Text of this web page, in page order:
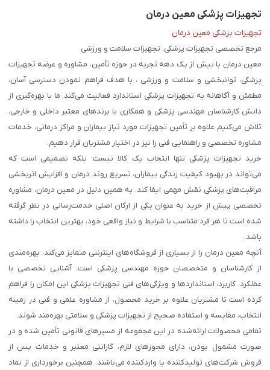
تجهیزات پزشکی معین درمان
تجهیزات پزشکی معین درمان
مرجع تخصصی تجهیزات پزشکی، تجهیزات سلامت و ورزشی
معین درمان با بیش از یک دهه تجربه در حوزه تأمین، مشاوره و عرضه تجهیزات
پزشکی، توانبخشی و سلامت و ورزشی ، با هدف فراهم نمودن دسترسی آسان،
مطمئن و آگاهانه به تجهیزات پزشکی استاندارد فعالیت می‌کند. ما با بهره‌گیری از
دانش کارشناسان مهندسی پزشکی و همکاری با برندهای معتبر داخلی و خارجی،
تلاش می‌کنیم علاوه بر تأمین تجهیزات مورد نیاز بیماران و مراکز درمانی، خدمات
مشاوره تخصصی و راهنمایی فنی را نیز در اختیار مشتریان قرار دهیم.
خرید تجهیزات پزشکی تنها انتخاب یک کالا نیست؛ بلکه تصمیمی است که
می‌تواند در بهبود کیفیت زندگی بیماران، تسریع روند درمان و افزایش اثربخشی
مراقبت‌های پزشکی نقش مهمی ایفا کند. به همین دلیل در معین درمان، مشاوره
تخصصی پیش از خرید به عنوان یکی از ارکان اصلی خدمت‌رسانی در نظر گرفته
شده است تا هر فرد متناسب با شرایط و نیاز واقعی خود، بهترین انتخاب را داشته
باشد.
آنچه معین درمان را از بسیاری از فروشگاه‌های اینترنتی متمایز می‌کند، بهره‌مندی
از کارشناسان و متخصصان حوزه مهندسی پزشکی است. آشنایی تخصصی با
عملکرد، کاربرد، استانداردها و ویژگی‌های فنی تجهیزات پزشکی این امکان را فراهم
کرده است تا مشتریان علاوه بر خرید محصول، از مشاوره علمی و فنی در زمینه
انتخاب، مقایسه و استفاده صحیح از تجهیزات پزشکی و سلامتی بهره‌مند شوند.
تمامی محصولات ارائه‌شده در این مجموعه از مسیرهای قانونی تأمین شده و در
صورت مشمول بودن، دارای مجوزهای لازم، گارانتی معتبر و خدمات پس از
فروش شرکت‌های تولیدکننده یا واردکننده می‌باشند. همچنین برخورداری از نماد